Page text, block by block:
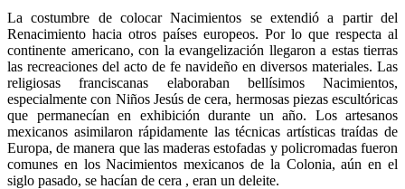
La costumbre de colocar Nacimientos se extendió a partir del
Renacimiento hacia otros países europeos. Por lo que respecta al
continente americano, con la evangelización llegaron a estas tierras
las recreaciones del acto de fe navideño en diversos materiales. Las
religiosas franciscanas elaboraban bellísimos Nacimientos,
especialmente con Niños Jesús de cera, hermosas piezas escultóricas
que permanecían en exhibición durante un año. Los artesanos
mexicanos asimilaron rápidamente las técnicas artísticas traídas de
Europa, de manera que las maderas estofadas y policromadas fueron
comunes en los Nacimientos mexicanos de la Colonia, aún en el
siglo pasado, se hacían de cera , eran un deleite.